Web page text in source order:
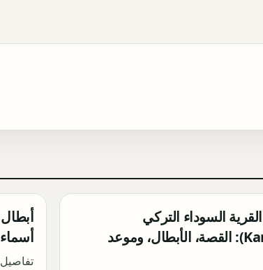
السوداء التركي
(Karakuyu): القصة، الأبطال، وموعد